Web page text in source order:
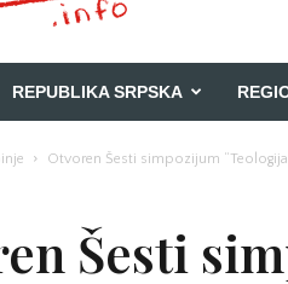
REPUBLIKA SRPSKA
Otvoren Šesti simpozijum
Šesti